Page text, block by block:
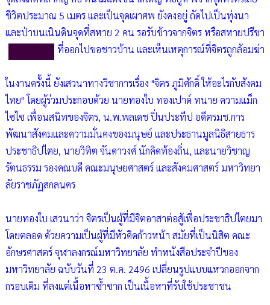
ชีวิตประมาณ 5 เมตร และเป็นจุดเผาศพ ยังคงอยู่ ถัดไปเป็นทุ่งนา
และป่าบนเนินดินจุดที่สหาย 2 คน รอรับข้าวจากจิตร หรือสหายปรีชา
ที่ออกไปขอชาวบ้าน และเห็นเหตุการณ์ที่จิตรถูกล้อมฆ่า
ในงานครั้งนี้ ยังเสวนาทางวิชาการเรื่อง "จิตร ภูมิศักดิ์ ให้อะไรกับสังคม
ไทย" โดยผู้ร่วมประกอบด้วย นายทองใบ ทองเปาด์ ทนาย ความแม็ก
ไซไซ เพื่อนสนิทของจิตร, น.พ.พลเดช ปิ่นประทีป อดีตรมช.การ
พัฒนาสังคมและความมั่นคงของมนุษย์ และประธานมูลนิธิสายธาร
ประชาธิปไตย, นายวิทิต จันดาวงศ์ นักคิดท้องถิ่น, และนายวิชาญ
รัตนธรรม รองคณบดี คณะมนุษยศาสตร์ และสังคมศาสตร์ มหาวิทยา
ลัยราชภัฏสกลนคร
นายทองใบ เสวนาว่า จิตรเป็นผู้ที่มีจิตอาสาต่อสู้เพื่อประชาธิปไตยมา
โดยตลอด ด้วยความเป็นผู้ที่มีหัวคิดก้าวหน้า สมัยที่เป็นนิสิต คณะ
อักษรศาสตร์ จุฬาลงกรณ์มหาวิทยาลัย ทำหนังสือประจำปีของ
มหาวิทยาลัย ฉบับวันที่ 23 ต.ค. 2496 เปลี่ยนรูปแบบแหวกออกจาก
กรอบเดิม ที่ลงแต่เนื้อหาซ้ำซาก เป็นเนื้อหาที่รับใช้ประชาชน